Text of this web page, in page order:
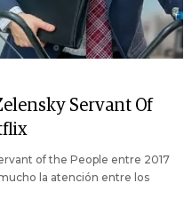
Servant Of
of the People entre 2017
la atención entre los